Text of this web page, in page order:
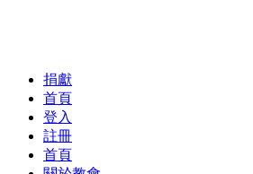
捐獻
首頁
登入
註冊
首頁